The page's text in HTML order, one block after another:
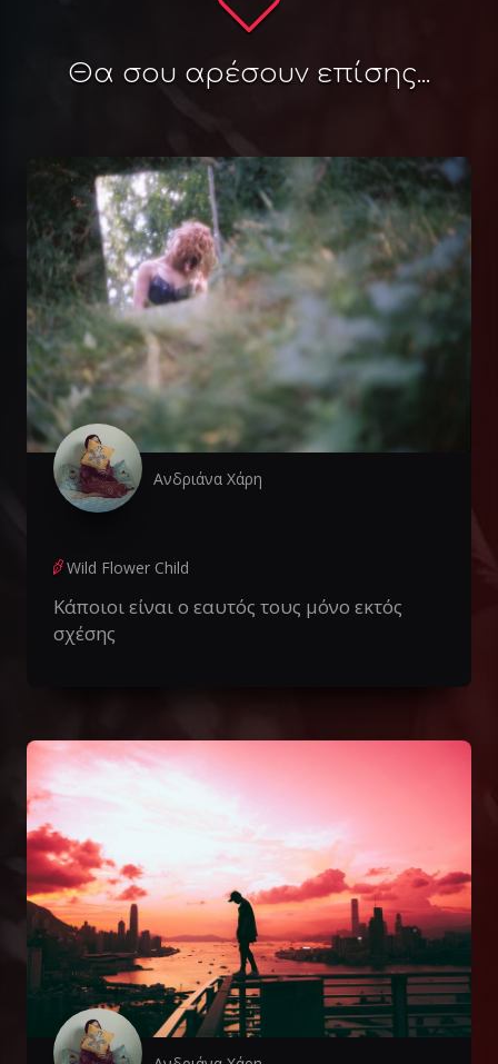
Θα σου αρέσουν επίσης...
Ανδριάνα Χάρη
Wild Flower Child
Κάποιοι είναι ο εαυτός τους μόνο εκτός
σχέσης